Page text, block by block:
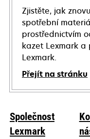
Zjistěte, jak
spotřební
prostřednictvím
kazet Lexmark a
Lexmark.
Přejít na stránku
Společnost
Lexmark